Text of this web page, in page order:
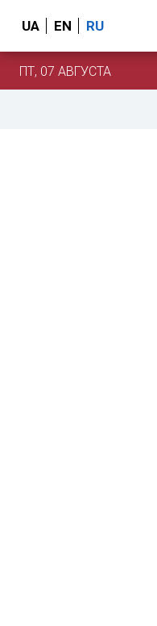
UA EN RU
ПТ, 07 АВГУСТА